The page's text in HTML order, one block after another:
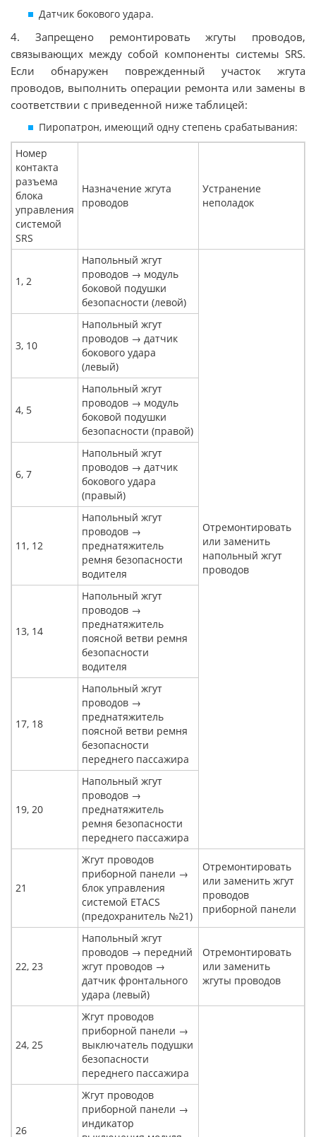
Датчик бокового удара.
4. Запрещено ремонтировать жгуты проводов,
связывающих между собой компоненты системы SRS.
Если обнаружен поврежденный участок жгута
проводов, выполнить операции ремонта или замены в
соответствии с приведенной ниже таблицей:
Пиропатрон, имеющий одну степень срабатывания:
Номер
контакта
разъема
блока
управления
системой
SRS
Назначение жгута
проводов
Устранение
неполадок
1, 2
Напольный жгут
проводов → модуль
боковой подушки
безопасности (левой)
Отремонтировать
или заменить
напольный жгут
проводов
3, 10
Напольный жгут
проводов → датчик
бокового удара
(левый)
4, 5
Напольный жгут
проводов → модуль
боковой подушки
безопасности (правой)
6, 7
Напольный жгут
проводов → датчик
бокового удара
(правый)
11, 12
Напольный жгут
проводов →
преднатяжитель
ремня безопасности
водителя
13, 14
Напольный жгут
проводов →
преднатяжитель
поясной ветви ремня
безопасности
водителя
17, 18
Напольный жгут
проводов →
преднатяжитель
поясной ветви ремня
безопасности
переднего пассажира
19, 20
Напольный жгут
проводов →
преднатяжитель
ремня безопасности
переднего пассажира
21
Жгут проводов
приборной панели →
блок управления
системой ETACS
(предохранитель №21)
Отремонтировать
или заменить жгут
проводов
приборной панели
22, 23
Напольный жгут
проводов → передний
жгут проводов →
датчик фронтального
удара (левый)
Отремонтировать
или заменить
жгуты проводов
24, 25
Жгут проводов
приборной панели →
выключатель подушки
безопасности
переднего пассажира
26
Жгут проводов
приборной панели →
индикатор